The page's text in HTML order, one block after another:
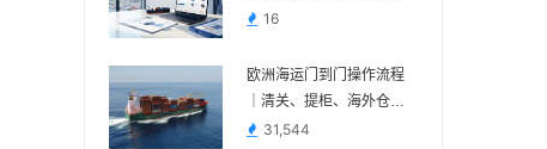
电商政策与物流变化各归
16
欧洲海运门到门操作流程
｜清关、提柜、海外仓与
FBA交付节点
31,544